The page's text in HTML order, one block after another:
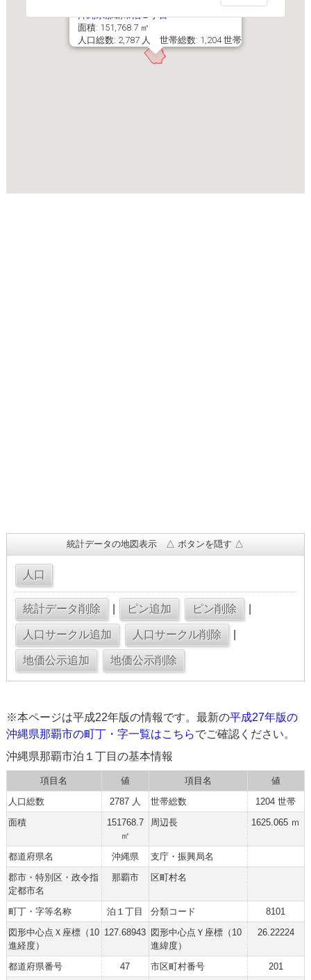
沖縄県那覇市泊１丁目
面積: 151,768.7 ㎡
人口総数: 2,787 人 世帯総数: 1,204 世帯
統計データの地図表示 △ ボタンを隠す △
※本ページは平成22年版の情報です。最新の平成27年版の
沖縄県那覇市の町丁・字一覧はこちらでご確認ください。
沖縄県那覇市泊１丁目の基本情報
項目名 値 項目名
値
人口総数
2787 人 世帯総数
1204 世帯
面積
151768.7
㎡
周辺長 1625.065 ｍ
都道府県名 沖縄県
支庁・振興局名
郡市・特別区・政令指
定都市名
那覇市 区町村名
町丁・字等名称 泊１丁目 分類コード
8101
図形中心点Ｘ座標（10
進経度）
127.68943 図形中心点Ｙ座標（10
進緯度）
26.22224
都道府県番号 47 市区町村番号 201